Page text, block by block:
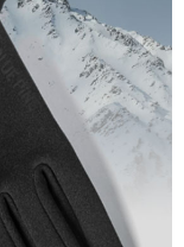
之同意方可使用
，本公司不負相關責
用戶狀況，依本公司即
，本公司將視審查結果
現惡意使用之情形，
並採取法律行動。